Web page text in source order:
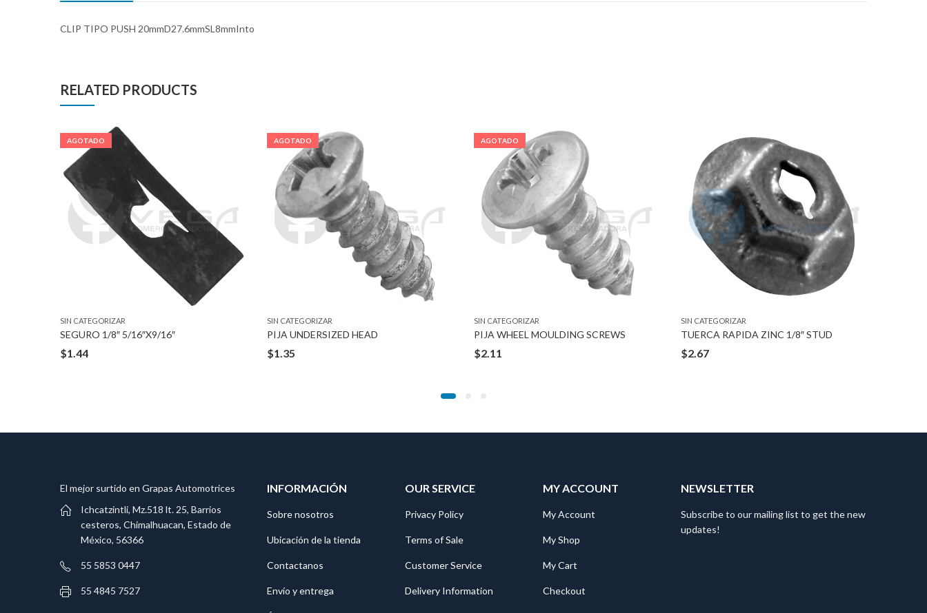
CLIP TIPO PUSH 20mmD27.6mmSL8mmInto
RELATED PRODUCTS
AGOTADO
SIN CATEGORIZAR
SEGURO 1/8″ 5/16″X9/16″
$1.44
AGOTADO
SIN CATEGORIZAR
PIJA UNDERSIZED HEAD
$1.35
AGOTADO
SIN CATEGORIZAR
PIJA WHEEL MOULDING SCREWS
$2.11
SIN CATEGORIZAR
TUERCA RAPIDA ZINC 1/8″ STUD
$2.67
El mejor surtido en Grapas Automotrices
Ichcatzintli, Mz.518 lt. 25, Barrios
cesteros, Chimalhuacan, Estado de
México, 56366
55 5853 0447
55 4845 7527
INFORMACIÓN
Sobre nosotros
Ubicación de la tienda
Contactanos
Envío y entrega
OUR SERVICE
Privacy Policy
Terms of Sale
Customer Service
Delivery Information
MY ACCOUNT
My Account
My Shop
My Cart
Checkout
NEWSLETTER
Subscribe to our mailing list to get the new
updates!